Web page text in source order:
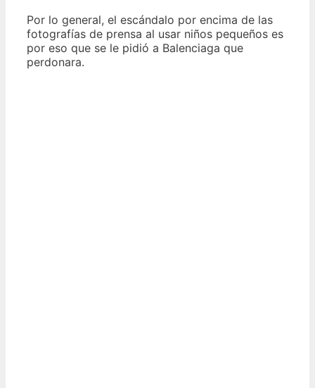
Por lo general, el escándalo por encima de las
fotografías de prensa al usar niños pequeños es
por eso que se le pidió a Balenciaga que
perdonara.